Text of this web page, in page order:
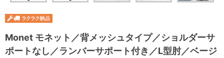
Monet モネット／背メッシュタイプ／ショルダーサ
ポートなし／ランバーサポート付き／L型肘／ベージ